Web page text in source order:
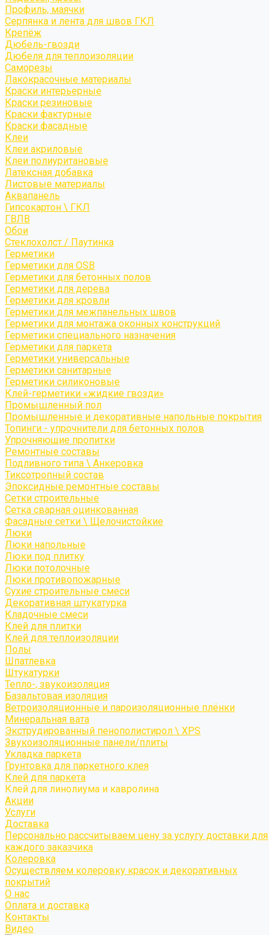
Профиль, маячки
Серпянка и лента для швов ГКЛ
Крепёж
Дюбель-гвозди
Дюбеля для теплоизоляции
Саморезы
Лакокрасочные материалы
Краски интерьерные
Краски резиновые
Краски фактурные
Краски фасадные
Клеи
Клеи акриловые
Клеи полиуритановые
Латексная добавка
Листовые материалы
Аквапанель
Гипсокартон \ ГКЛ
ГВЛВ
Обои
Стеклохолст / Паутинка
Герметики
Герметики для OSB
Герметики для бетонных полов
Герметики для дерева
Герметики для кровли
Герметики для межпанельных швов
Герметики для монтажа оконных конструкций
Герметики специального назначения
Герметики для паркета
Герметики универсальные
Герметики санитарные
Герметики силиконовые
Клей-герметики «жидкие гвозди»
Промышленный пол
Промышленные и декоративные напольные покрытия
Топинги - упрочнители для бетонных полов
Упрочняющие пропитки
Ремонтные составы
Подливного типа \ Анкеровка
Тиксотропный состав
Эпоксидные ремонтные составы
Сетки строительные
Сетка сварная оцинкованная
Фасадные сетки \ Щелочистойкие
Люки
Люки напольные
Люки под плитку
Люки потолочные
Люки противопожарные
Сухие строительные смеси
Декоративная штукатурка
Кладочные смеси
Клей для плитки
Клей для теплоизоляции
Полы
Шпатлевка
Штукатурки
Тепло-, звукоизоляция
Базальтовая изоляция
Ветроизоляционные и пароизоляционные плёнки
Минеральная вата
Экструдированный пенополистирол \ XPS
Звукоизоляционные панели/плиты
Укладка паркета
Грунтовка для паркетного клея
Клей для паркета
Клей для линолиума и кавролина
Акции
Услуги
Доставка
Персонально рассчитываем цену за услугу доставки для
каждого заказчика
Колеровка
Осуществляем колеровку красок и декоративных
покрытий
О нас
Оплата и доставка
Контакты
Видео